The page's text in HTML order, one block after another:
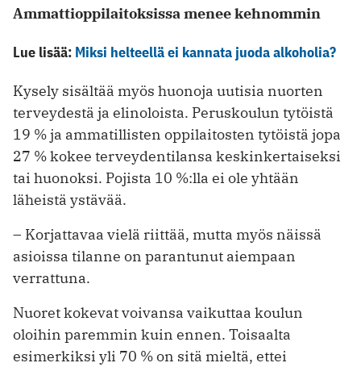
Ammattioppilaitoksissa menee kehnommin
Lue lisää: Miksi helteellä ei kannata juoda alkoholia?
Kysely sisältää myös huonoja uutisia nuorten
terveydestä ja elinoloista. Peruskoulun tytöistä
19 % ja ammatillisten oppilaitosten tytöistä jopa
27 % kokee terveydentilansa keskinkertaiseksi
tai huonoksi. Pojista 10 %:lla ei ole yhtään
läheistä ystävää.
– Korjattavaa vielä riittää, mutta myös näissä
asioissa tilanne on parantunut aiempaan
verrattuna.
Nuoret kokevat voivansa vaikuttaa koulun
oloihin paremmin kuin ennen. Toisaalta
esimerkiksi yli 70 % on sitä mieltä, ettei